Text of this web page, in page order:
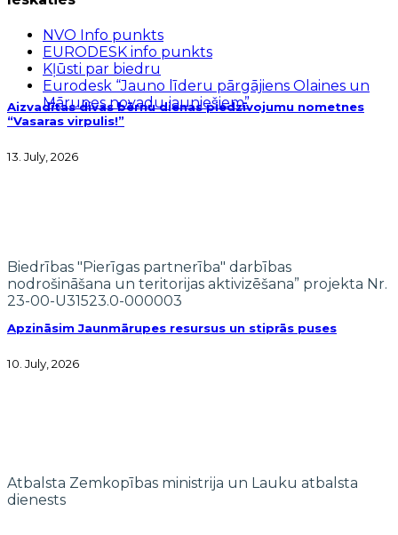
Aizvadītas divas bērnu dienas piedzīvojumu nometnes
“Vasaras virpulis!”
13. July, 2026
Apzināsim Jaunmārupes resursus un stiprās puses
10. July, 2026
NVO Info punkts
EURODESK info punkts
Kļūsti par biedru
Eurodesk “Jauno līderu pārgājiens Olaines un
Mārupes novadu jauniešiem”
Biedrības "Pierīgas partnerība" darbības
nodrošināšana un teritorijas aktivizēšana” projekta Nr.
23-00-U31523.0-000003
Atbalsta Zemkopības ministrija un Lauku atbalsta
dienests